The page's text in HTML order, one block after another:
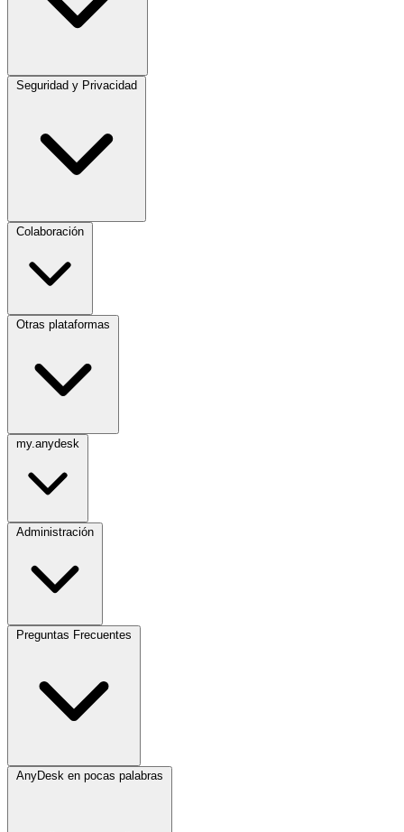
Seguridad y Privacidad
Colaboración
Otras plataformas
my.anydesk
Administración
Preguntas Frecuentes
AnyDesk en pocas palabras